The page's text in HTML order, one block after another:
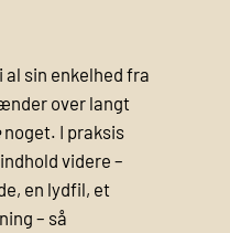
sin enkelhed fra
over langt
noget. I praksis
videre –
en lydfil, et
– så